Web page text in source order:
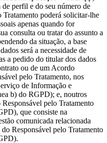
perfil e do seu número de
poderá solicitar-lhe
apenas quando for
consulta ou tratar do assunto a
da situação, a base
será a necessidade de
a pedido do titular dos dados
ou de um Acordo
pelo Tratamento, nos
de Informação e
b) do RGPD); e, noutros
pelo Tratamento
que consiste na
comunicada relacionada
Responsável pelo Tratamento